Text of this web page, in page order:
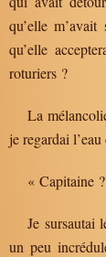
qu’elle
qu’elle
roturiers ?
La
je regardai
« Capitaine
Je sursautai
un peu